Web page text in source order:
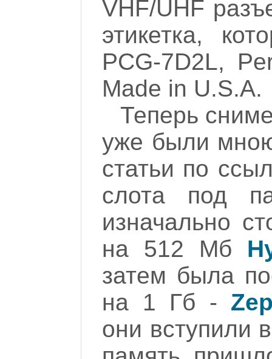
VHF/UHF
этикетка,
PCG-7D2L,
Made in U.S.A.
Теперь
уже были
статьи по
слота под
изначально
на 512 Мб
затем была
на 1 Гб -
они вступили